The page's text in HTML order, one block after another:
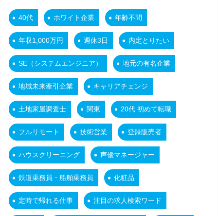
40代 ホワイト企業 年齢不問
年収1,000万円 週休3日 内定とりたい
SE（システムエンジニア） 地元の有名企業
地域未来牽引企業 キャリアチェンジ
土地家屋調査士 関東 20代 初めて転職
フルリモート 技術営業 登録販売者
ハウスクリーニング 声優マネージャー
鉄道乗務員・船舶乗務員 化粧品
定時で帰れる仕事 注目の求人検索ワード